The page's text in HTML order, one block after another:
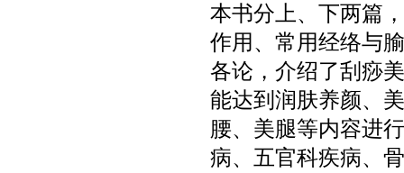
本书分上、下两篇
作用、常用经络与
各论，介绍了刮痧
能达到润肤养颜、
腰、美腿等内容进
病、五官科疾病、